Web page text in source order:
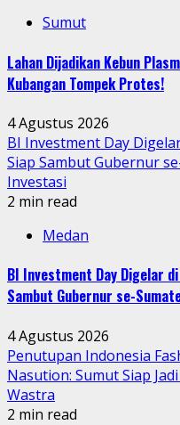
Sumut
Lahan Dijadikan Kebun
Kubangan Tompek Protes!
4 Agustus 2026
BI Investment Day
Siap Sambut Gubernur
Investasi
2 min read
Medan
BI Investment Day Digelar
Sambut Gubernur se-
4 Agustus 2026
Penutupan Indonesia
Nasution: Sumut Siap
Wastra
2 min read